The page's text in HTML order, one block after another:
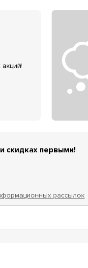
скидках первыми!
рассылок